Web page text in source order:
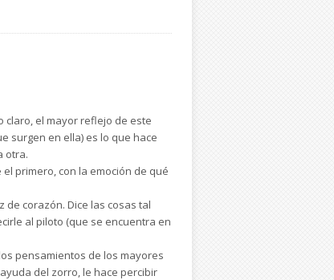
claro, el mayor reflejo de este
surgen en ella) es lo que hace
otra.
primero, con la emoción de qué
de corazón. Dice las cosas tal
al piloto (que se encuentra en
pensamientos de los mayores
del zorro, le hace percibir